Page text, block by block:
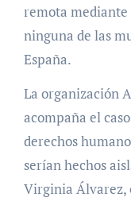
remota
ninguna de las
España.
La organización
acompaña el
derechos
serían hechos
Virginia Álvarez,